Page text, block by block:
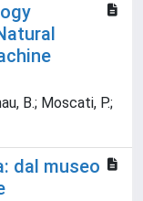
B.; Moscati, P.;
dal museo